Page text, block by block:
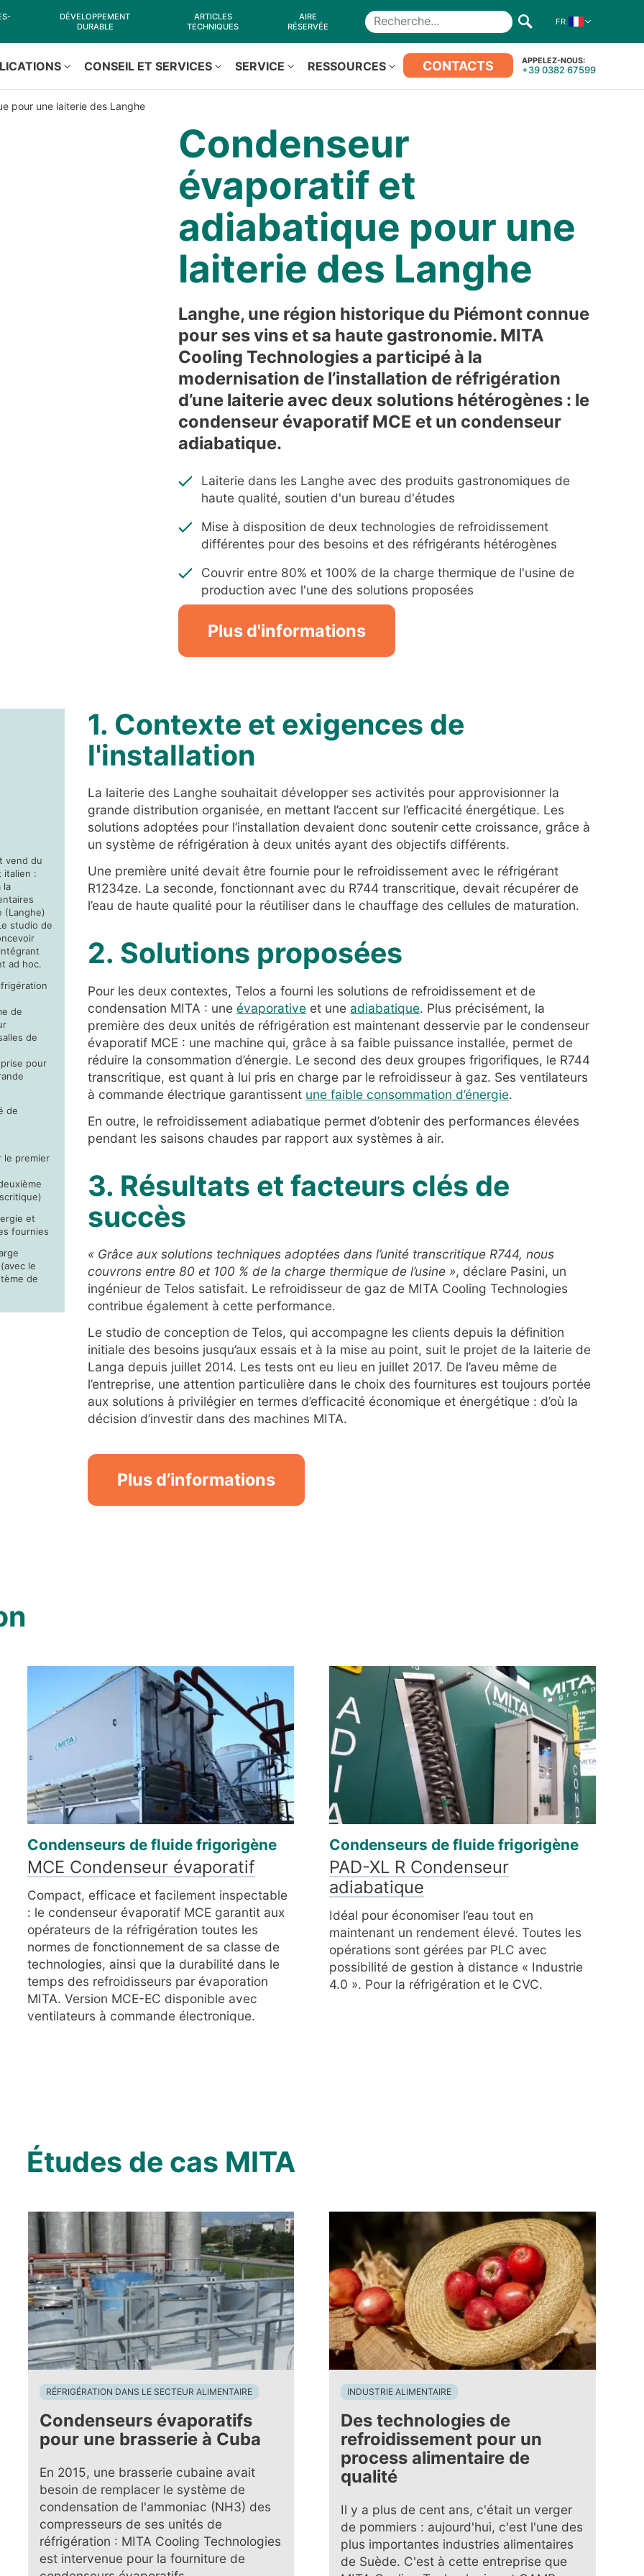
DÉVELOPPEMENT
DURABLE
ARTICLES
TECHNIQUES
AIRE
RÉSERVÉE
Recherche FR
CONSEIL ET SERVICES SERVICE RESSOURCES CONTACTS APPELEZ-NOUS:
+39 0382 67599
pour une laiterie des Langhe
Condenseur
évaporatif et
adiabatique pour une
laiterie des Langhe
Langhe, une région historique du Piémont connue
pour ses vins et sa haute gastronomie. MITA
Cooling Technologies a participé à la
modernisation de l’installation de réfrigération
d’une laiterie avec deux solutions hétérogènes : le
condenseur évaporatif MCE et un condenseur
adiabatique.
Laiterie dans les Langhe avec des produits gastronomiques de
haute qualité, soutien d'un bureau d'études
Mise à disposition de deux technologies de refroidissement
différentes pour des besoins et des réfrigérants hétérogènes
Couvrir entre 80% et 100% de la charge thermique de l'usine de
production avec l'une des solutions proposées
Plus d'informations
vend du
italien :
la
(Langhe)
studio de
ad hoc.
de
de
pour
de
le premier
et
fournies
le
de
1. Contexte et exigences de
l'installation
La laiterie des Langhe souhaitait développer ses activités pour approvisionner la
grande distribution organisée, en mettant l’accent sur l’efficacité énergétique. Les
solutions adoptées pour l’installation devaient donc soutenir cette croissance, grâce à
un système de réfrigération à deux unités ayant des objectifs différents.
Une première unité devait être fournie pour le refroidissement avec le réfrigérant
R1234ze. La seconde, fonctionnant avec du R744 transcritique, devait récupérer de
l’eau de haute qualité pour la réutiliser dans le chauffage des cellules de maturation.
2. Solutions proposées
Pour les deux contextes, Telos a fourni les solutions de refroidissement et de
condensation MITA : une évaporative et une adiabatique. Plus précisément, la
première des deux unités de réfrigération est maintenant desservie par le condenseur
évaporatif MCE : une machine qui, grâce à sa faible puissance installée, permet de
réduire la consommation d’énergie. Le second des deux groupes frigorifiques, le R744
transcritique, est quant à lui pris en charge par le refroidisseur à gaz. Ses ventilateurs
à commande électrique garantissent une faible consommation d’énergie.
En outre, le refroidissement adiabatique permet d’obtenir des performances élevées
pendant les saisons chaudes par rapport aux systèmes à air.
3. Résultats et facteurs clés de
succès
« Grâce aux solutions techniques adoptées dans l’unité transcritique R744, nous
couvrons entre 80 et 100 % de la charge thermique de l’usine », déclare Pasini, un
ingénieur de Telos satisfait. Le refroidisseur de gaz de MITA Cooling Technologies
contribue également à cette performance.
Le studio de conception de Telos, qui accompagne les clients depuis la définition
initiale des besoins jusqu’aux essais et à la mise au point, suit le projet de la laiterie de
Langa depuis juillet 2014. Les tests ont eu lieu en juillet 2017. De l’aveu même de
l’entreprise, une attention particulière dans le choix des fournitures est toujours portée
aux solutions à privilégier en termes d’efficacité économique et énergétique : d’où la
décision d’investir dans des machines MITA.
Plus d’informations
Condenseurs de fluide frigorigène
MCE Condenseur évaporatif
Compact, efficace et facilement inspectable
: le condenseur évaporatif MCE garantit aux
opérateurs de la réfrigération toutes les
normes de fonctionnement de sa classe de
technologies, ainsi que la durabilité dans le
temps des refroidisseurs par évaporation
MITA. Version MCE-EC disponible avec
ventilateurs à commande électronique.
Condenseurs de fluide frigorigène
PAD-XL R Condenseur
adiabatique
Idéal pour économiser l’eau tout en
maintenant un rendement élevé. Toutes les
opérations sont gérées par PLC avec
possibilité de gestion à distance « Industrie
4.0 ». Pour la réfrigération et le CVC.
Études de cas MITA
RÉFRIGÉRATION DANS LE SECTEUR ALIMENTAIRE
Condenseurs évaporatifs
pour une brasserie à Cuba
En 2015, une brasserie cubaine avait
besoin de remplacer le système de
condensation de l'ammoniac (NH3) des
compresseurs de ses unités de
réfrigération : MITA Cooling Technologies
est intervenue pour la fourniture de
INDUSTRIE ALIMENTAIRE
Des technologies de
refroidissement pour un
process alimentaire de
qualité
Il y a plus de cent ans, c'était un verger
de pommiers : aujourd'hui, c'est l'une des
plus importantes industries alimentaires
de Suède. C'est à cette entreprise que